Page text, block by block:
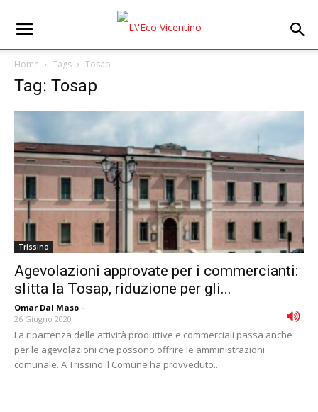
Home Tags Tosap
Tag: Tosap
Trissino
Agevolazioni approvate per i commercianti:
slitta la Tosap, riduzione per gli...
Omar Dal Maso -
26 Giugno 2020
La ripartenza delle attività produttive e commerciali passa anche
per le agevolazioni che possono offrire le amministrazioni
comunale. A Trissino il Comune ha provveduto...